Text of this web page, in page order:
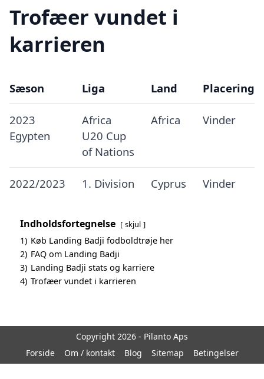
Trofæer vundet i
karrieren
Sæson Liga Land Placering
2023
Egypten
Africa
U20 Cup
of Nations
Africa Vinder
2022/2023 1. Division Cyprus Vinder
Indholdsfortegnelse skjul
1) Køb Landing Badji fodboldtrøje her
2) FAQ om Landing Badji
3) Landing Badji stats og karriere
4) Trofæer vundet i karrieren
Copyright 2026 - Pilanto Aps
Forside
Om / kontakt Blog Sitemap Betingelser